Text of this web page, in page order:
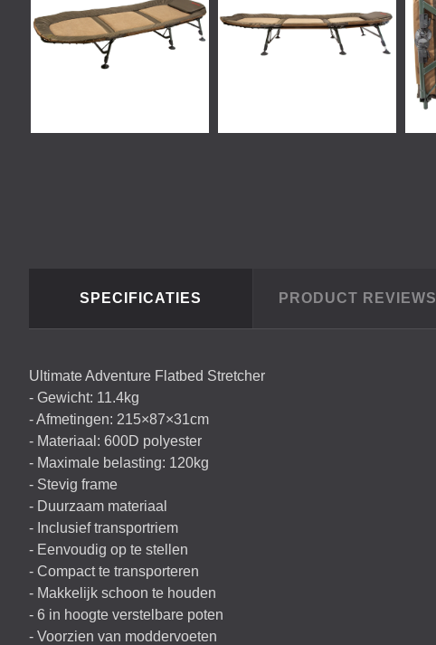
SPECIFICATIES PRODUCT REVIEWS
Ultimate Adventure Flatbed Stretcher
- Gewicht: 11.4kg
- Afmetingen: 215×87×31cm
- Materiaal: 600D polyester
- Maximale belasting: 120kg
- Stevig frame
- Duurzaam materiaal
- Inclusief transportriem
- Eenvoudig op te stellen
- Compact te transporteren
- Makkelijk schoon te houden
- 6 in hoogte verstelbare poten
- Voorzien van moddervoeten